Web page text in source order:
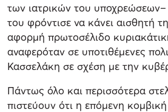
των ιατρικών του
του φρόντισε να κάνει αισθητή
αφορμή πρωτοσέλιδο
αναφερόταν σε υποτιθέμενες
Κασσελάκη σε σχέση με την
Πάντως όλο και περισσότερα
πιστεύουν ότι η επόμενη